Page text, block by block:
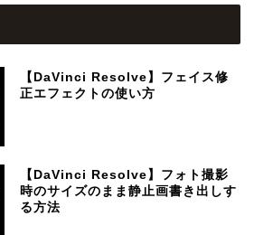
【DaVinci Resolve】フェイス修
正エフェクトの使い方
【DaVinci Resolve】フォト撮影
時のサイズのまま静止画書き出しす
る方法